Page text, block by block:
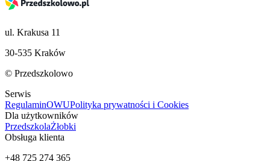
ul. Krakusa 11
30-535 Kraków
© Przedszkolowo
Serwis
RegulaminOWUPolityka prywatności i Cookies
Dla użytkowników
PrzedszkolaŻłobki
Obsługa klienta
+48 725 274 365